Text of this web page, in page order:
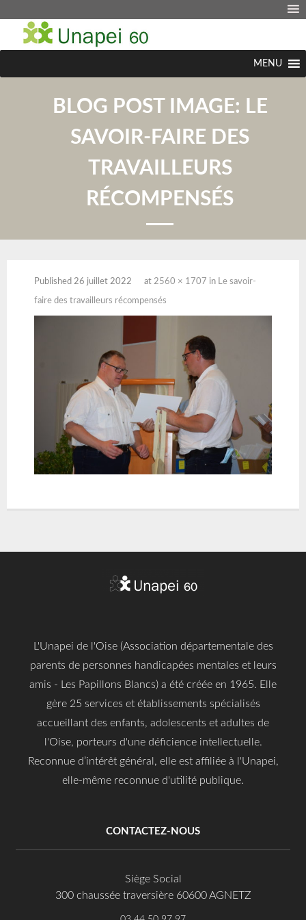
MENU
BLOG POST IMAGE: LE
SAVOIR-FAIRE DES
TRAVAILLEURS
RÉCOMPENSÉS
Published 26 juillet 2022 at 2560 × 1707 in Le savoir-
faire des travailleurs récompensés
L'Unapei de l'Oise (Association départementale des
parents de personnes handicapées mentales et leurs
amis - Les Papillons Blancs) a été créée en 1965. Elle
gère 25 services et établissements spécialisés
accueillant des enfants, adolescents et adultes de
l'Oise, porteurs d'une déficience intellectuelle.
Reconnue d’intérêt général, elle est affiliée à l'Unapei,
elle-même reconnue d'utilité publique.
CONTACTEZ-NOUS
Siège Social
300 chaussée traversière 60600 AGNETZ